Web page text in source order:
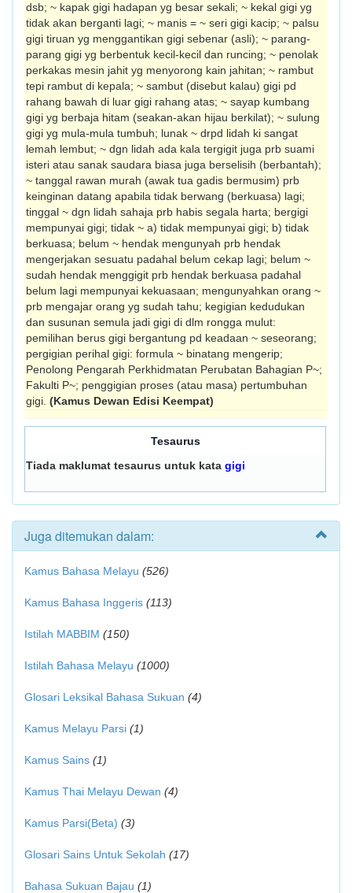
dsb; ~ kapak gigi hadapan yg besar sekali; ~ kekal gigi yg
tidak akan berganti lagi; ~ manis = ~ seri gigi kacip; ~ palsu
gigi tiruan yg menggantikan gigi sebenar (asli); ~ parang-
parang gigi yg berbentuk kecil-kecil dan runcing; ~ penolak
perkakas mesin jahit yg menyorong kain jahitan; ~ rambut
tepi rambut di kepala; ~ sambut (disebut kalau) gigi pd
rahang bawah di luar gigi rahang atas; ~ sayap kumbang
gigi yg berbaja hitam (seakan-akan hijau berkilat); ~ sulung
gigi yg mula-mula tumbuh; lunak ~ drpd lidah ki sangat
lemah lembut; ~ dgn lidah ada kala tergigit juga prb suami
isteri atau sanak saudara biasa juga berselisih (berbantah);
~ tanggal rawan murah (awak tua gadis bermusim) prb
keinginan datang apabila tidak berwang (berkuasa) lagi;
tinggal ~ dgn lidah sahaja prb habis segala harta; bergigi
mempunyai gigi; tidak ~ a) tidak mempunyai gigi; b) tidak
berkuasa; belum ~ hendak mengunyah prb hendak
mengerjakan sesuatu padahal belum cekap lagi; belum ~
sudah hendak menggigit prb hendak berkuasa padahal
belum lagi mempunyai kekuasaan; mengunyahkan orang ~
prb mengajar orang yg sudah tahu; kegigian kedudukan
dan susunan semula jadi gigi di dlm rongga mulut:
pemilihan berus gigi bergantung pd keadaan ~ seseorang;
pergigian perihal gigi: formula ~ binatang mengerip;
Penolong Pengarah Perkhidmatan Perubatan Bahagian P~;
Fakulti P~; penggigian proses (atau masa) pertumbuhan
gigi. (Kamus Dewan Edisi Keempat)
Tesaurus
Tiada maklumat tesaurus untuk kata gigi
Juga ditemukan dalam:
Kamus Bahasa Melayu (526)
Kamus Bahasa Inggeris (113)
Istilah MABBIM (150)
Istilah Bahasa Melayu (1000)
Glosari Leksikal Bahasa Sukuan (4)
Kamus Melayu Parsi (1)
Kamus Sains (1)
Kamus Thai Melayu Dewan (4)
Kamus Parsi(Beta) (3)
Glosari Sains Untuk Sekolah (17)
Bahasa Sukuan Bajau (1)